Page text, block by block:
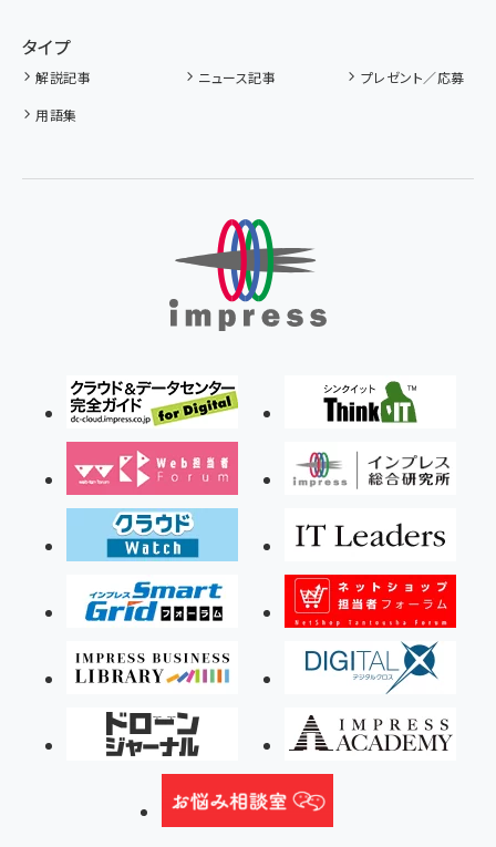
タイプ
解説記事 ニュース記事
プレゼント／応募
用語集